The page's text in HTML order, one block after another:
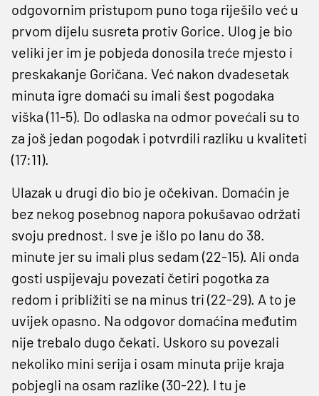
odgovornim pristupom puno toga riješilo već u
prvom dijelu susreta protiv Gorice. Ulog je bio
veliki jer im je pobjeda donosila treće mjesto i
preskakanje Goričana. Već nakon dvadesetak
minuta igre domaći su imali šest pogodaka
viška (11-5). Do odlaska na odmor povećali su to
za još jedan pogodak i potvrdili razliku u kvaliteti
(17:11).
Ulazak u drugi dio bio je očekivan. Domaćin je
bez nekog posebnog napora pokušavao održati
svoju prednost. I sve je išlo po lanu do 38.
minute jer su imali plus sedam (22-15). Ali onda
gosti uspijevaju povezati četiri pogotka za
redom i približiti se na minus tri (22-29). A to je
uvijek opasno. Na odgovor domaćina međutim
nije trebalo dugo čekati. Uskoro su povezali
nekoliko mini serija i osam minuta prije kraja
pobjegli na osam razlike (30-22). I tu je